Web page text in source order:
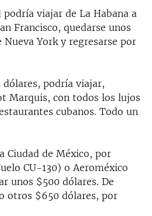
viajar de La Habana a
Francisco, quedarse unos
Nueva York y regresarse por
dólares, podría viajar,
Marquis, con todos los lujos
cubanos. Todo un
Ciudad de México, por
CU-130) o Aeroméxico
unos $500 dólares. De
otros $650 dólares, por